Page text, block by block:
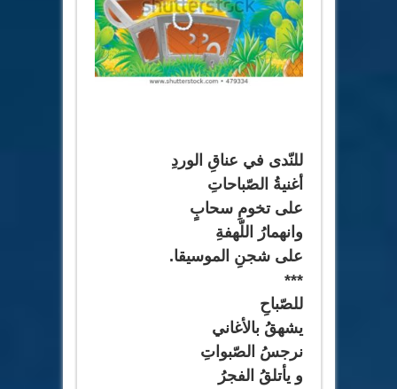
للنّدى في عناقِ الوردِ
أغنيةُ الصّباحاتِ
على تخومِ سحابٍ
وانهمارُ اللّهفةِ
على شجنِ الموسيقا.
***
للصّباحِ
يشهقُ بالأغاني
نرجسُ الصّبواتِ
و يأتلقُ الفجرُ